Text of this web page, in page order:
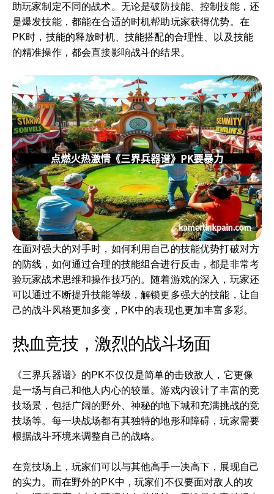
助玩家制定不同的战术。无论是破防技能、控制技能，还
是爆发技能，都能在合适的时机帮助玩家获得优势。在
PK时，技能的释放时机、技能搭配的合理性、以及技能
的精准操作，都会直接影响战斗的结果。
在面对强大的对手时，如何利用自己的技能优势打破对方
的防线，如何通过合理的技能组合进行反击，都是非常考
验玩家战术思维和操作技巧的。随着游戏的深入，玩家还
可以通过不断提升技能等级，解锁更多强大的技能，让自
己的战斗风格更加多变，PK中的表现也更加丰富多彩。
热血竞技，激烈的战斗场面
《三界兵器谱》的PK不仅仅是简单的击败敌人，它更像
是一场与自己和他人内心的较量。游戏内设计了丰富的竞
技场景，包括广阔的野外、神秘的地下城和充满挑战的竞
技场等。每一块战场都有其独特的地形和障碍，玩家需要
根据战斗环境来调整自己的战略。
在竞技场上，玩家们可以与其他高手一决高下，展现自己
的实力。而在野外的PK中，玩家们不仅要面对敌人的攻